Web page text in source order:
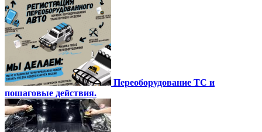
Переоборудование ТС и
пошаговые действия.